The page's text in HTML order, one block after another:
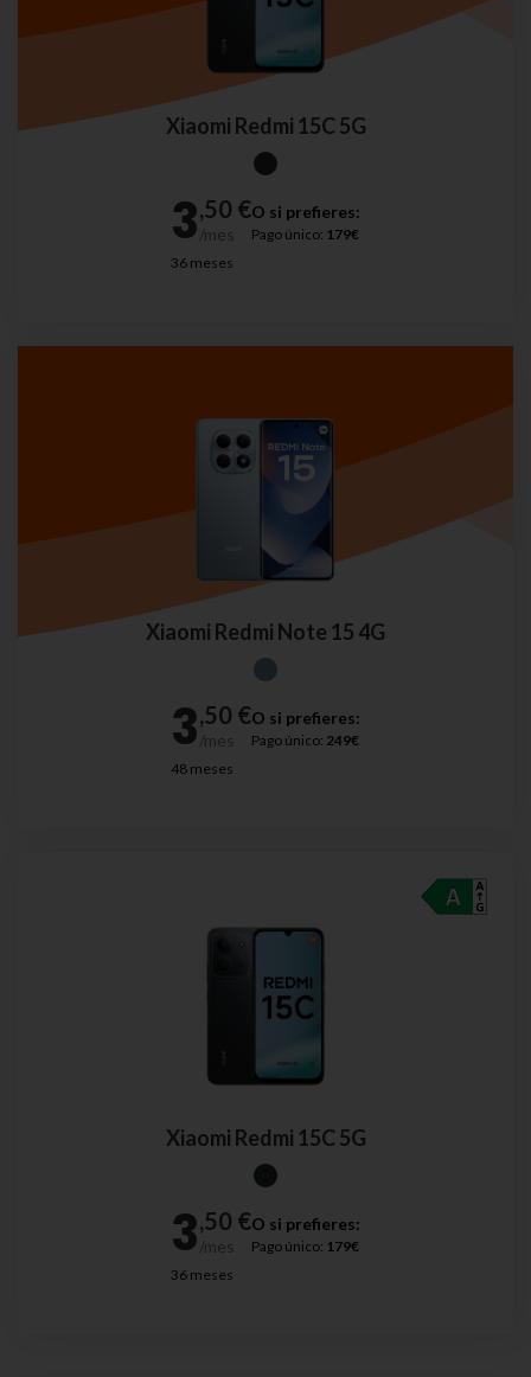
Xiaomi Redmi 15C 5G
36 meses
O si prefieres:
Pago único: 179€
Xiaomi Redmi Note 15 4G
48 meses
O si prefieres:
Pago único: 249€
Xiaomi Redmi 15C 5G
36 meses
O si prefieres:
Pago único: 179€